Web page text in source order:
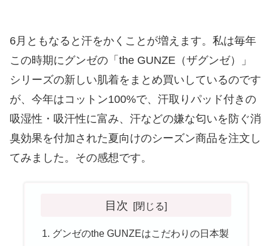
6月ともなると汗をかくことが増えます。私は毎年
この時期にグンゼの「the GUNZE（ザグンゼ）」
シリーズの新しい肌着をまとめ買いしているのです
が、今年はコットン100%で、汗取りパッド付きの
吸湿性・吸汗性に富み、汗などの嫌な匂いを防ぐ消
臭効果を付加された夏向けのシーズン商品を注文し
てみました。その感想です。
目次
グンゼのthe GUNZEはこだわりの日本製